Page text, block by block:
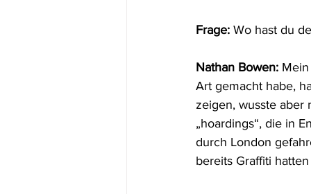
Frage: Wo hast du
Nathan Bowen:
Art gemacht habe,
zeigen, wusste aber
„hoardings“, die in
durch London
bereits Graffiti